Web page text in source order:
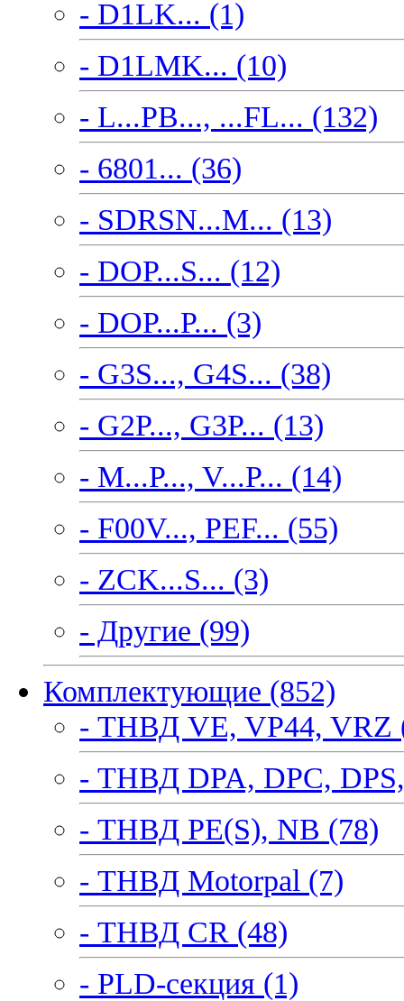
- D1LK... (1)
- D1LMK... (10)
- L...PB..., ...FL... (132)
- 6801... (36)
- SDRSN...M... (13)
- DOP...S... (12)
- DOP...P... (3)
- G3S..., G4S... (38)
- G2P..., G3P... (13)
- M...P..., V...P... (14)
- F00V..., PEF... (55)
- ZCK...S... (3)
- Другие (99)
Комплектующие (852)
- ТНВД VE, VP44, VRZ
- ТНВД DPA, DPC,
- ТНВД PE(S), NB (78)
- ТНВД Motorpal (7)
- ТНВД CR (48)
- PLD-секция (1)